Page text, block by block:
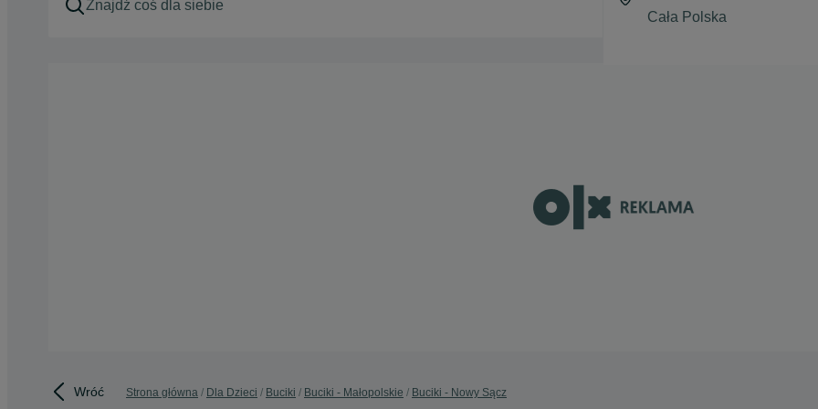
Wróć Strona główna Dla Dzieci Buciki Buciki - Małopolskie Buciki - Nowy Sącz